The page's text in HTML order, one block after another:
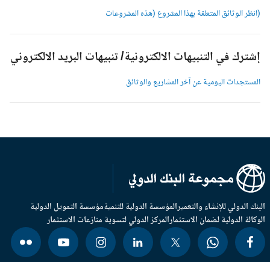
(انظر الوثائق المتعلقة بهذا المشروع (هذه المشروعات
إشترك في التنبيهات الالكترونية/ تنبيهات البريد الالكتروني
المستجدات اليومية عن آخر المشاريع والوثائق
الدولي للإنشاء والتعميرالمؤسسة الدولية للتنميةمؤسسة التمويل الدولية
الدولية لضمان الاستثمارالمركز الدولي لتسوية منازعات الاستثمار